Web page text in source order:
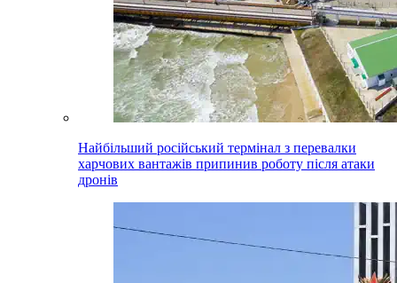
Найбільший російський термінал з перевалки
харчових вантажів припинив роботу після атаки
дронів